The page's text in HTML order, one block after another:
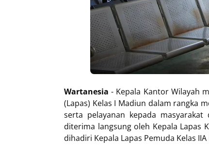
Wartanesia- Kepala Kantor Wilayah
(Lapas) Kelas I Madiun dalam rangka
serta pelayanan kepada
diterima langsung oleh Kepala Lapas
dihadiri Kepala Lapas Pemuda Kelas